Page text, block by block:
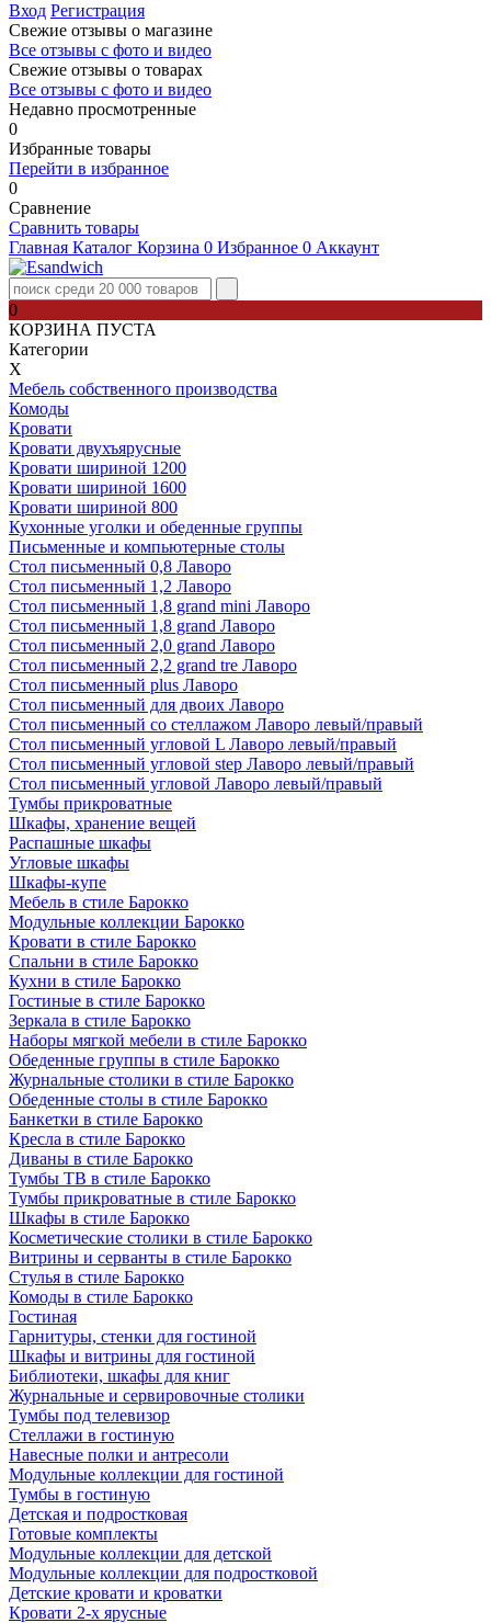
Вход Регистрация
Свежие отзывы о магазине
Все отзывы с фото и видео
Свежие отзывы о товарах
Все отзывы c фото и видео
Недавно просмотренные
0
Избранные товары
Перейти в избранное
0
Сравнение
Сравнить товары
Главная Каталог Корзина 0 Избранное 0 Аккаунт
0
КОРЗИНА ПУСТА
Категории
Х
Мебель собственного производства
Комоды
Кровати
Кровати двухъярусные
Кровати шириной 1200
Кровати шириной 1600
Кровати шириной 800
Кухонные уголки и обеденные группы
Письменные и компьютерные столы
Стол письменный 0,8 Лаворо
Стол письменный 1,2 Лаворо
Стол письменный 1,8 grand mini Лаворо
Стол письменный 1,8 grand Лаворо
Стол письменный 2,0 grand Лаворо
Стол письменный 2,2 grand tre Лаворо
Стол письменный plus Лаворо
Стол письменный для двоих Лаворо
Стол письменный со стеллажом Лаворо левый/правый
Стол письменный угловой L Лаворо левый/правый
Стол письменный угловой step Лаворо левый/правый
Стол письменный угловой Лаворо левый/правый
Тумбы прикроватные
Шкафы, хранение вещей
Распашные шкафы
Угловые шкафы
Шкафы-купе
Мебель в стиле Барокко
Модульные коллекции Барокко
Кровати в стиле Барокко
Спальни в стиле Барокко
Кухни в стиле Барокко
Гостиные в стиле Барокко
Зеркала в стиле Барокко
Наборы мягкой мебели в стиле Барокко
Обеденные группы в стиле Барокко
Журнальные столики в стиле Барокко
Обеденные столы в стиле Барокко
Банкетки в стиле Барокко
Кресла в стиле Барокко
Диваны в стиле Барокко
Тумбы ТВ в стиле Барокко
Тумбы прикроватные в стиле Барокко
Шкафы в стиле Барокко
Косметические столики в стиле Барокко
Витрины и серванты в стиле Барокко
Стулья в стиле Барокко
Комоды в стиле Барокко
Гостиная
Гарнитуры, стенки для гостиной
Шкафы и витрины для гостиной
Библиотеки, шкафы для книг
Журнальные и сервировочные столики
Тумбы под телевизор
Стеллажи в гостиную
Навесные полки и антресоли
Модульные коллекции для гостиной
Тумбы в гостиную
Детская и подростковая
Готовые комплекты
Модульные коллекции для детской
Модульные коллекции для подростковой
Детские кровати и кроватки
Кровати 2-х ярусные